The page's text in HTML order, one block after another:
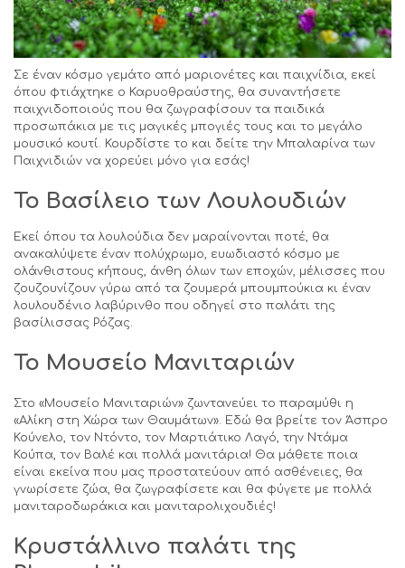
Σε έναν κόσμο γεμάτο από μαριονέτες και παιχνίδια, εκεί
όπου φτιάχτηκε ο Καρυοθραύστης, θα συναντήσετε
παιχνιδοποιούς που θα ζωγραφίσουν τα παιδικά
προσωπάκια με τις μαγικές μπογιές τους και το μεγάλο
μουσικό κουτί. Κουρδίστε το και δείτε την Μπαλαρίνα των
Παιχνιδιών να χορεύει μόνο για εσάς!
Το Βασίλειο των Λουλουδιών
Εκεί όπου τα λουλούδια δεν μαραίνονται ποτέ, θα
ανακαλύψετε έναν πολύχρωμο, ευωδιαστό κόσμο με
ολάνθιστους κήπους, άνθη όλων των εποχών, μέλισσες που
ζουζουνίζουν γύρω από τα ζουμερά μπουμπούκια κι έναν
λουλουδένιο λαβύρινθο που οδηγεί στο παλάτι της
βασίλισσας Ρόζας.
Το Μουσείο Μανιταριών
Στο «Μουσείο Μανιταριών» ζωντανεύει το παραμύθι η
«Αλίκη στη Χώρα των Θαυμάτων». Εδώ θα βρείτε τον Άσπρο
Κούνελο, τον Ντόντο, τον Μαρτιάτικο Λαγό, την Ντάμα
Κούπα, τον Βαλέ και πολλά μανιτάρια! Θα μάθετε ποια
είναι εκείνα που μας προστατεύουν από ασθένειες, θα
γνωρίσετε ζώα, θα ζωγραφίσετε και θα φύγετε με πολλά
μανιταροδωράκια και μανιταρολιχουδιές!
Κρυστάλλινο παλάτι της